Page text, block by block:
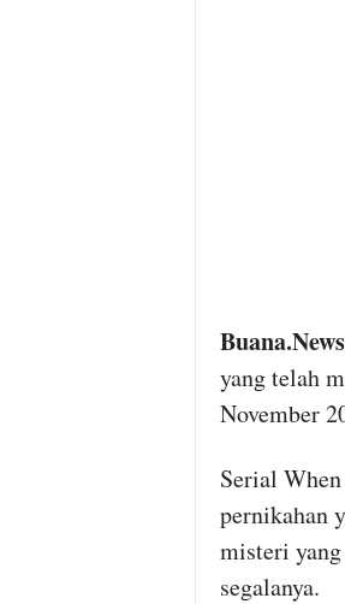
Buana.News
yang telah
November
Serial
pernikahan
misteri
segalanya.